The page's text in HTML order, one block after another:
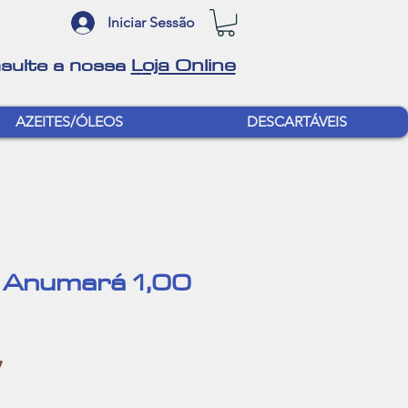
Iniciar Sessão
a nossa Loja Online
AZEITES/ÓLEOS DESCARTÁVEIS
1,00
Sale